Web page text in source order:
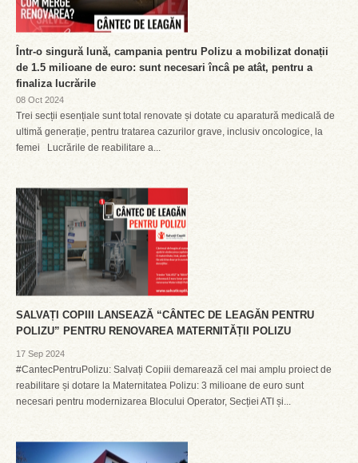
Într-o singură lună, campania pentru Polizu a mobilizat donații
de 1.5 milioane de euro: sunt necesari încâ pe atât, pentru a
finaliza lucrările
08 Oct 2024
Trei secții esențiale sunt total renovate și dotate cu aparatură medicală de
ultimă generație, pentru tratarea cazurilor grave, inclusiv oncologice, la
femei Lucrările de reabilitare a...
SALVAȚI COPIII LANSEAZĂ “CÂNTEC DE LEAGĂN PENTRU
POLIZU” PENTRU RENOVAREA MATERNITĂȚII POLIZU
17 Sep 2024
#CantecPentruPolizu: Salvați Copiii demarează cel mai amplu proiect de
reabilitare și dotare la Maternitatea Polizu: 3 milioane de euro sunt
necesari pentru modernizarea Blocului Operator, Secției ATI și...